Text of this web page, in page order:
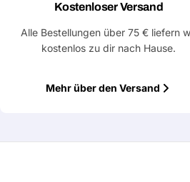
Kostenloser Versand
Alle Bestellungen über 75 € liefern
kostenlos zu dir nach Hause.
Mehr über den Versand